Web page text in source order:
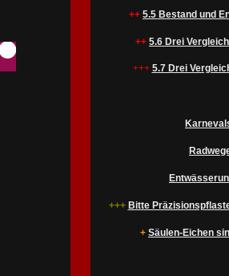
++ 5.5 Bestand und
++ 5.6 Drei
+++ 5.7 Drei
+++ Bitte
+ Säulen-Eichen